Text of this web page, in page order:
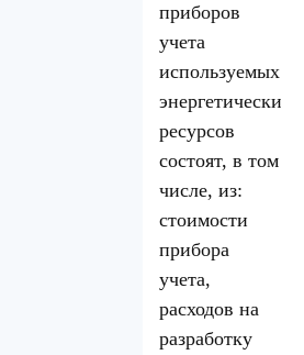
приборов
учета
используемых
энергетических
ресурсов
состоят, в том
числе, из:
стоимости
прибора
учета,
расходов на
разработку